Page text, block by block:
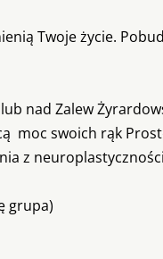
Twoje życie.
nad Zalew
moc swoich rąk
z
grupa)